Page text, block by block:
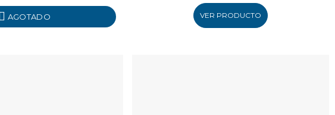
AGOTADO VER PRODUCTO